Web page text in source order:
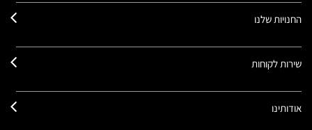
החנויות שלנו
שירות לקוחות
אודותינו